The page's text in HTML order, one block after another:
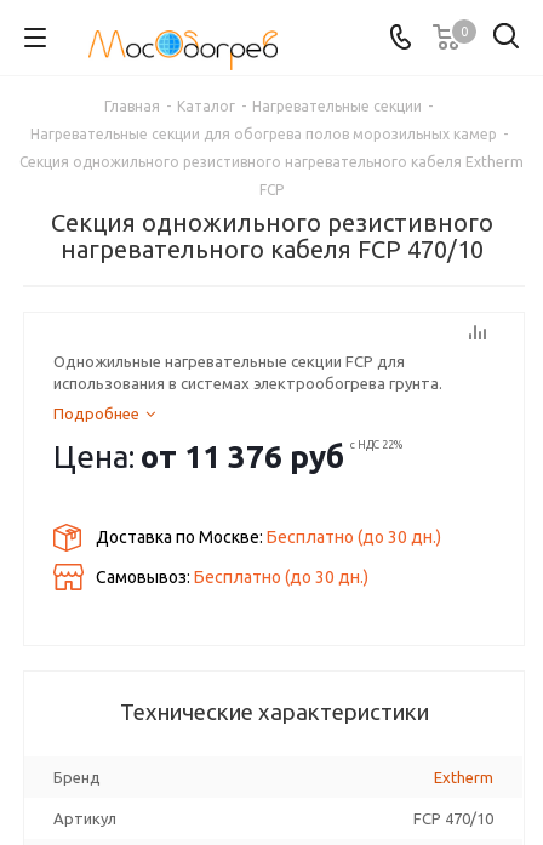
0
Главная - Каталог - Нагревательные секции -
Нагревательные секции для обогрева полов морозильных камер -
Секция одножильного резистивного нагревательного кабеля Extherm
FCP
Секция одножильного резистивного
нагревательного кабеля FCP 470/10
Одножильные нагревательные секции FCP для
использования в системах электрообогрева грунта.
Подробнее
Цена: от 11 376 руб с НДС 22%
Доставка по Москве:Бесплатно (до30 дн.)
Самовывоз:Бесплатно (до30 дн.)
Технические характеристики
Бренд Extherm
Артикул FCP 470/10